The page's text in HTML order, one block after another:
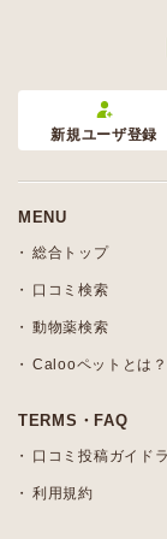
新規ユーザ登録
MENU
総合トップ
口コミ検索
動物薬検索
Calooペットとは？
TERMS・FAQ
口コミ投稿ガイド
利用規約